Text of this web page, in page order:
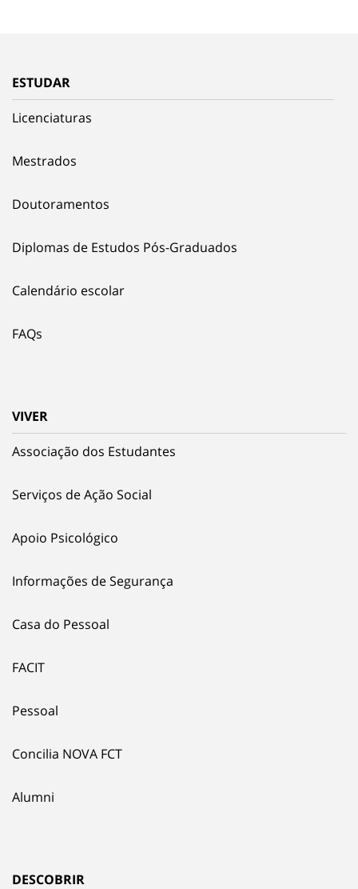
ESTUDAR
Licenciaturas
Mestrados
Doutoramentos
Diplomas de Estudos Pós-Graduados
Calendário escolar
FAQs
VIVER
Associação dos Estudantes
Serviços de Ação Social
Apoio Psicológico
Informações de Segurança
Casa do Pessoal
FACIT
Pessoal
Concilia NOVA FCT
Alumni
DESCOBRIR